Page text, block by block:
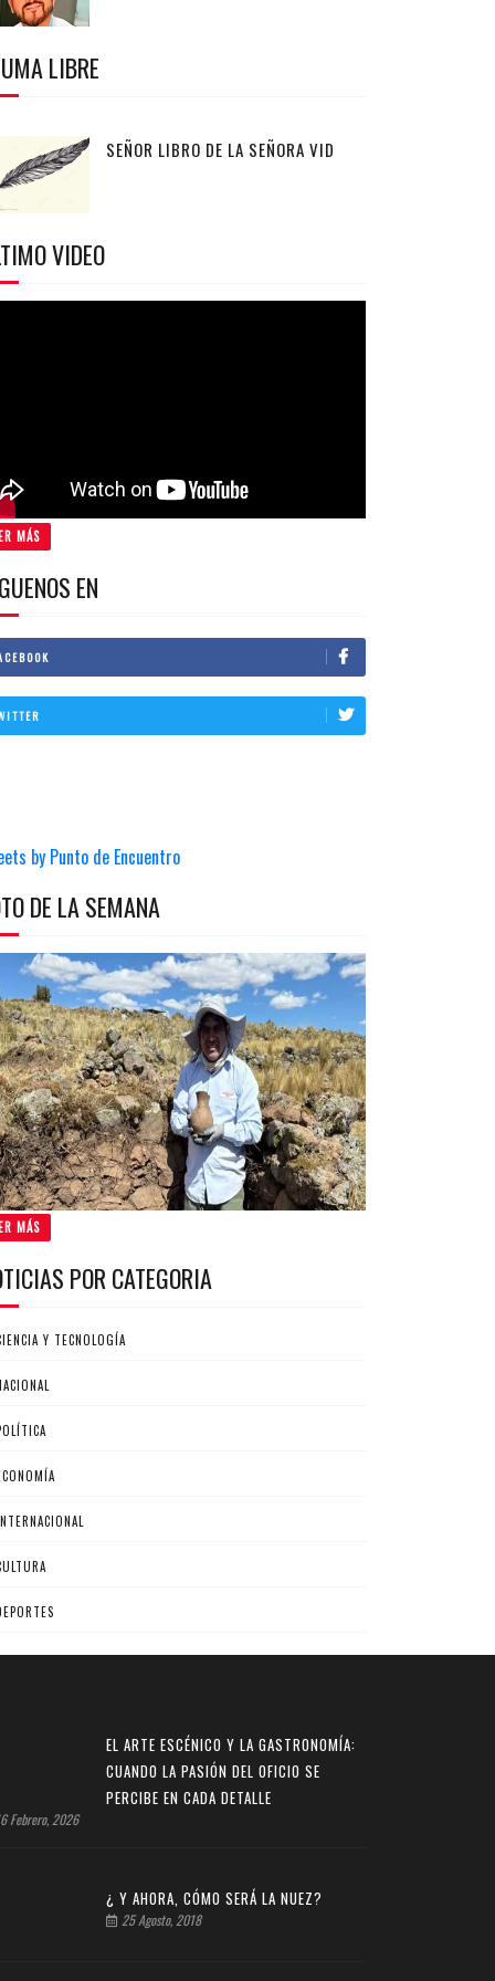
LIBRE
SEÑOR LIBRO DE LA SEÑORA VID
VIDEO
MÁS
EN
by Punto de Encuentro
DE LA SEMANA
MÁS
POR CATEGORIA
Y TECNOLOGÍA
EL ARTE ESCÉNICO Y LA GASTRONOMÍA:
CUANDO LA PASIÓN DEL OFICIO SE
PERCIBE EN CADA DETALLE
Febrero, 2026
¿ Y AHORA, CÓMO SERÁ LA NUEZ?
25 Agosto, 2018